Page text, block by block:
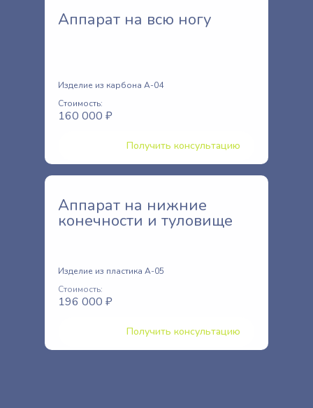
Изделие из карбона A-04
Аппарат на всю ногу
160 000 ₽
Стоимость:
Получить консультацию
Изделие из пластика A-05
Аппарат на нижние
конечности и туловище
196 000 ₽
Стоимость:
Получить консультацию